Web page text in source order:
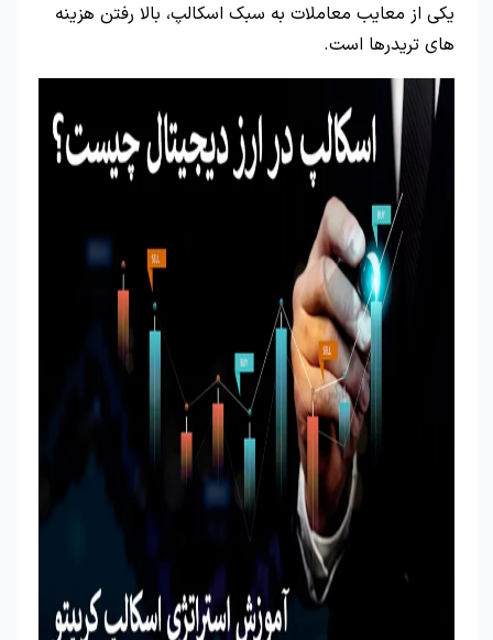
یکی از معایب معاملات به سبک اسکالپ، بالا رفتن هزینه
های تریدرها است.